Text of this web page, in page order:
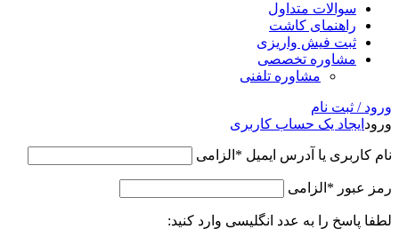
سوالات متداول
راهنمای کاشت
ثبت فیش واریزی
مشاوره تخصصی
مشاوره تلفنی
ورود / ثبت نام
ورود ایجاد یک حساب کاربری
نام کاربری یا آدرس ایمیل * الزامی
رمز عبور * الزامی
لطفا پاسخ را به عدد انگلیسی وارد کنید: